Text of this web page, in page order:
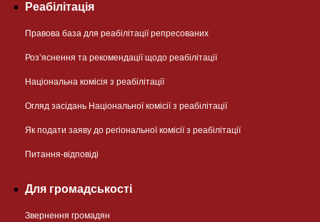
Реабілітація
Правова база для реабілітації репресованих
Розʼяснення та рекомендації щодо реабілітації
Національна комісія з реабілітації
Огляд засідань Національної комісії з реабілітації
Як подати заяву до регіональної комісії з реабілітації
Питання-відповіді
Для громадськості
Звернення громадян